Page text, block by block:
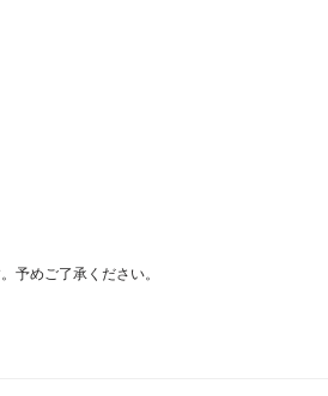
予めご了承ください。